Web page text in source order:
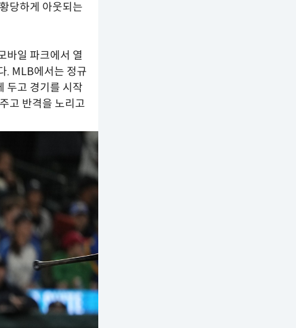
당하게 아웃되는
바일 파크에서 열
. MLB에서는 정규
두고 경기를 시작
고 반격을 노리고